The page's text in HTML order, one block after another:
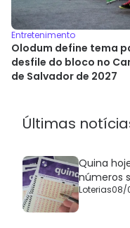
Entretenimento
Olodum define tema
desfile do bloco no
de Salvador de 2027
Últimas
Quina
números
Loterias08/